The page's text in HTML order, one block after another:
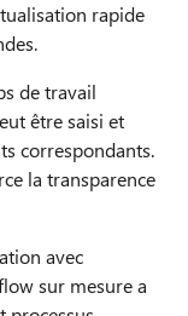
rapide
de travail
être saisi et
correspondants.
la transparence
avec
sur mesure a